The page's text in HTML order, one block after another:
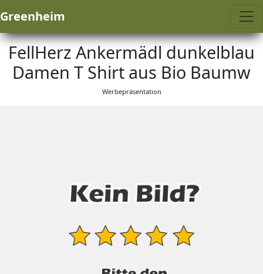
Greenheim
FellHerz Ankermädl dunkelblau
Damen T Shirt aus Bio Baumw
Werbepräsentation